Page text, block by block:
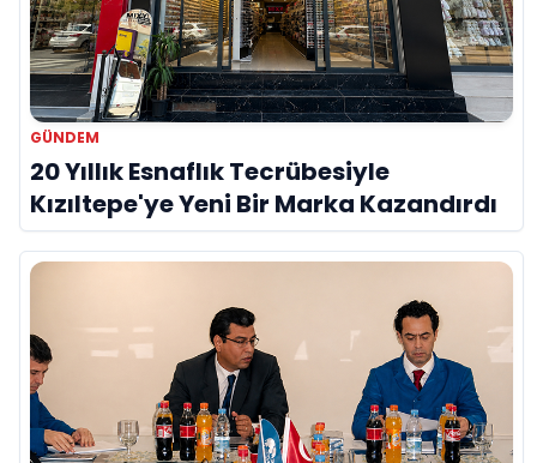
GÜNDEM
20 Yıllık Esnaflık Tecrübesiyle
Kızıltepe'ye Yeni Bir Marka Kazandırdı